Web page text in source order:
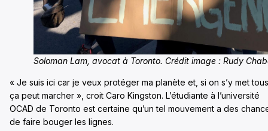
Soloman Lam, avocat à Toronto. Crédit image : Rudy
« Je suis ici car je veux protéger ma planète et, si on s’y met
ça peut marcher », croit Caro Kingston. L’étudiante à l’université
OCAD de Toronto est certaine qu’un tel mouvement a des
de faire bouger les lignes.